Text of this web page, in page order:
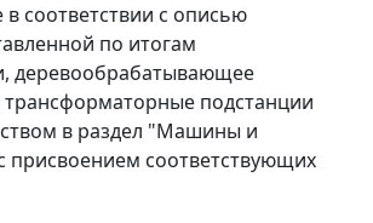
соответствии с описью
по итогам
деревообрабатывающее
подстанции
в раздел "Машины и
присвоением соответствующих